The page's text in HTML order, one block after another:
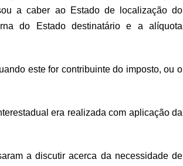
a caber ao Estado de localização do
do Estado destinatário e a alíquota
este for contribuinte do imposto, ou o
era realizada com aplicação da
a discutir acerca da necessidade de